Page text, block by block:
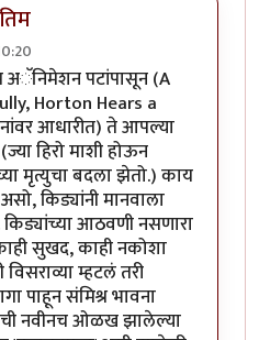
अॅनिमेशन पटांपासून (A
Horton Hears a
आधारीत) ते आपल्या
हिरो माशी होऊन
मृत्युचा बदला झेतो.) काय
किड्यांनी मानवाला
आठवणी नसणारा
सुखद, काही नकोशा
म्हटलं तरी
पाहून संमिश्र भावना
नवीनच ओळख झालेल्या